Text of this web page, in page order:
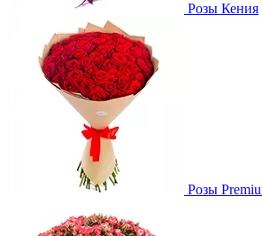
Розы Кения
Розы